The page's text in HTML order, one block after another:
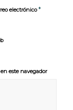
electrónico*
este navegador